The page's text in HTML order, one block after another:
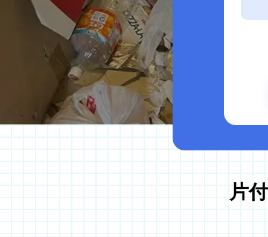
ゴミ屋敷片付け
汚部屋掃除
不用品回収
生前整理・遺品整理
ハウスクリーニング
買取
片